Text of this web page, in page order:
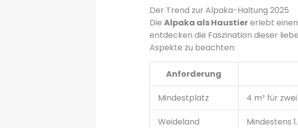
Der Trend zur Alpaka-Haltung 2025
Die Alpaka als Haustiererlebt
entdecken die Faszination dieser
Aspekte zu beachten:
Anforderung
Mindestplatz 4 m² für
Weideland Mindestens